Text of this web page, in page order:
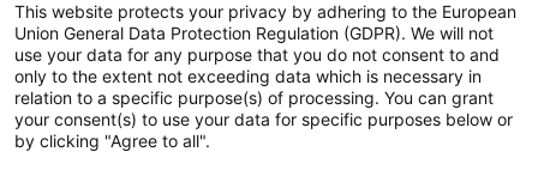
Polityka prywatności
Regulamin serwisu
Regulamin konkursu
Farmacja Play
Regulamin konkursu Lakcid
This website protects your privacy by adhering to the European
Union General Data Protection Regulation (GDPR). We will not
use your data for any purpose that you do not consent to and
only to the extent not exceeding data which is necessary in
relation to a specific purpose(s) of processing. You can grant
your consent(s) to use your data for specific purposes below or
by clicking "Agree to all".